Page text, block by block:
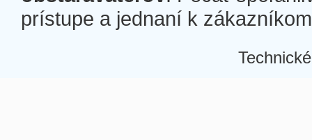
prístupe a jednaní k